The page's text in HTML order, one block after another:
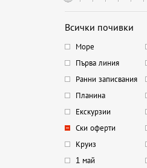
Всички почивки
Море
Първа линия
Ранни записвания
Планина
Екскурзии
Ски оферти
Круиз
1 май